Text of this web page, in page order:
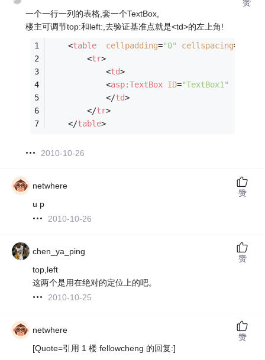
一个一行一列的表格,套一个TextBox,
楼主可调节top:和left:,去验证基准点就是<td>的左上角!
<table cellpadding="0" cellspacing=
<tr>
<td>
<asp:TextBox ID="TextBox1"
</td>
</tr>
</table>
2010-10-26
赞
netwhere
u p
2010-10-26
赞
chen_ya_ping
top,left
这两个是用在绝对的定位上的吧。
2010-10-25
赞
netwhere
[Quote=引用 1 楼 fellowcheng 的回复:]
赞